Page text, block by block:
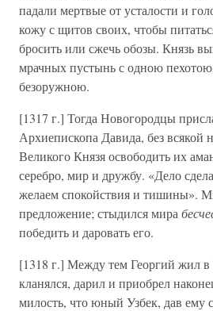
падали мертвые от усталости и
кожу с щитов своих, чтобы
бросить или сжечь обозы. Князь
мрачных пустынь с одною
безоружною.
[1317 г.] Тогда Новогородцы
Архиепископа Давида, без всякой
Великого Князя освободить их
серебро, мир и дружбу. «Дело
желаем спокойствия и тишины».
предложение; стыдился мира
победить и даровать его.
[1318 г.] Между тем Георгий жил в
кланялся, дарил и приобрел
милость, что юный Узбек, дав ему